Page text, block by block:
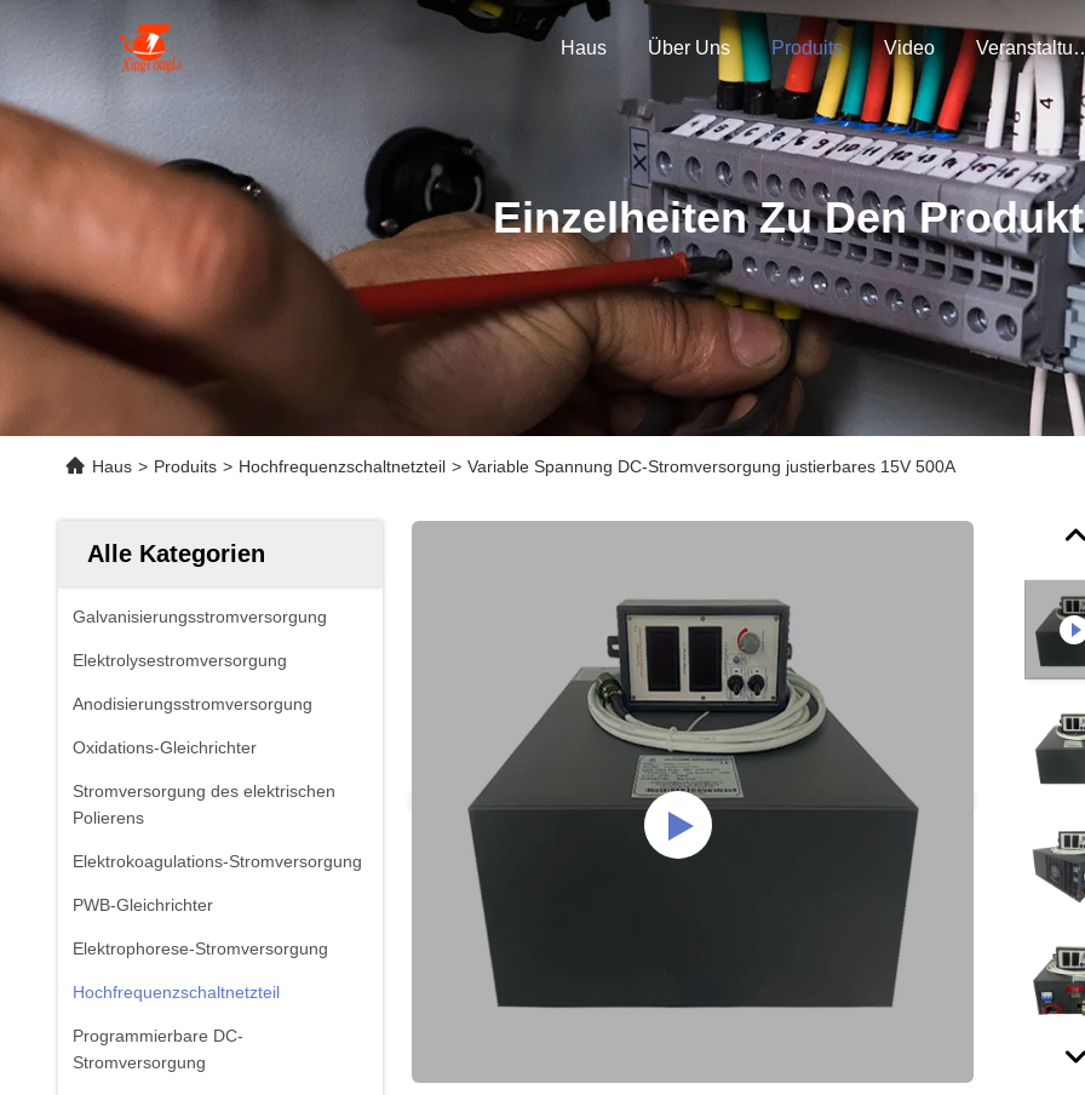
Haus Über Uns Produits Video
Einzelheiten Zu Den
Haus > Produits > Hochfrequenzschaltnetzteil > Variable Spannung DC-Stromversorgung justierbares 15V 500A
Alle Kategorien
Galvanisierungsstromversorgung
Elektrolysestromversorgung
Anodisierungsstromversorgung
Oxidations-Gleichrichter
Stromversorgung des elektrischen
Polierens
Elektrokoagulations-Stromversorgung
PWB-Gleichrichter
Elektrophorese-Stromversorgung
Hochfrequenzschaltnetzteil
Programmierbare DC-
Stromversorgung